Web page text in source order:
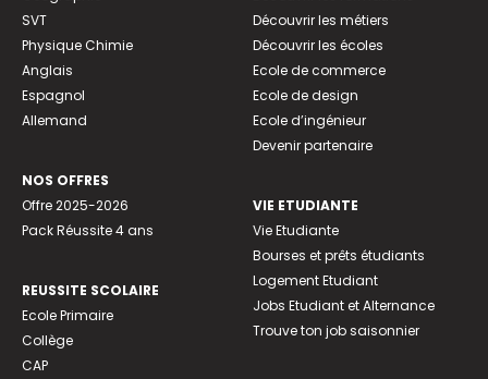
SVT
Physique Chimie
Anglais
Espagnol
Allemand
NOS OFFRES
Offre 2025-2026
Pack Réussite 4 ans
REUSSITE SCOLAIRE
Ecole Primaire
Collège
CAP
Découvrir les métiers
Découvrir les écoles
Ecole de commerce
Ecole de design
Ecole d’ingénieur
Devenir partenaire
VIE ETUDIANTE
Vie Etudiante
Bourses et prêts étudiants
Logement Etudiant
Jobs Etudiant et Alternance
Trouve ton job saisonnier